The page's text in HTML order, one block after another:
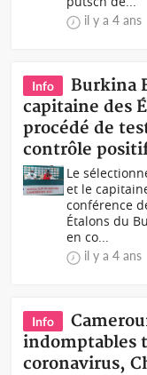
il y a 4 ans
Info
Burkina
capitaine des
procédé de
contrôle
Le
et le
conférence
Étalons du
en co...
il y a 4 ans
Info
indomptables
coronavirus,